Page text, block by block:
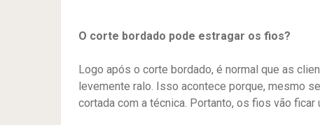
O corte bordado pode estragar os fios?
Logo após o corte bordado, é normal que as
levemente ralo. Isso acontece porque, mesmo
cortada com a técnica. Portanto, os fios vão